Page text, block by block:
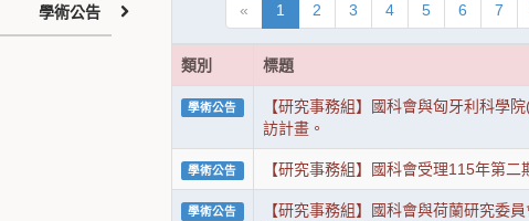
« 1 2 3 4 5 6 7
類別 標題
學術公告
【研究事務組】國科會與匈牙利科學
訪計畫。
學術公告 【研究事務組】國科會受理115年第
學術公告
【研究事務組】國科會與荷蘭研究委
學術公告